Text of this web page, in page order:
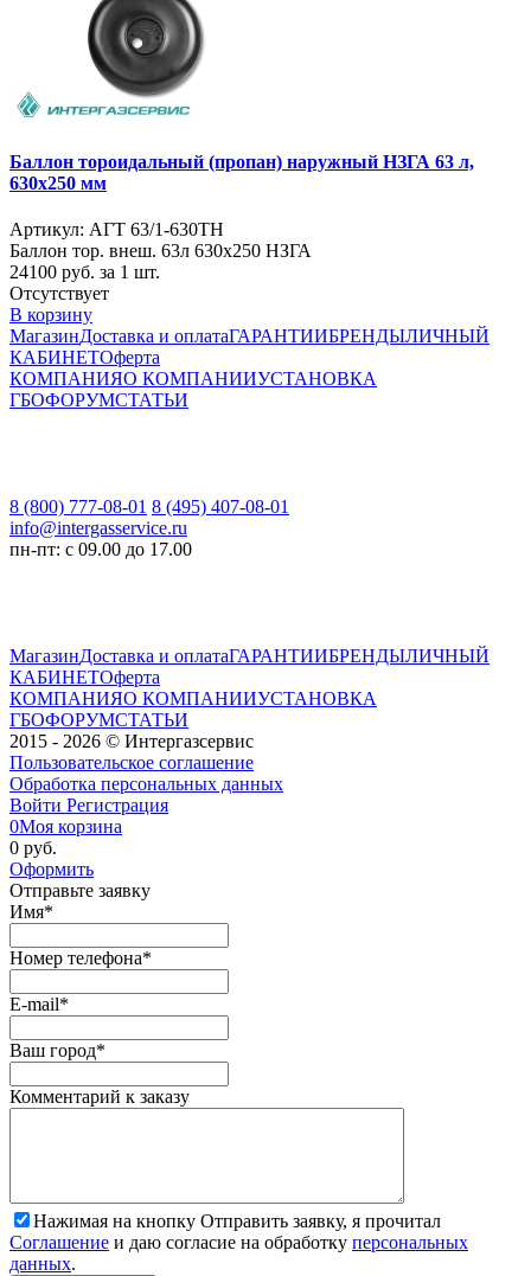
Баллон тороидальный (пропан) наружный НЗГА 63 л,
630х250 мм
Артикул: АГТ 63/1-630ТН
Баллон тор. внеш. 63л 630х250 НЗГА
24100 руб. за 1 шт.
Отсутствует
В корзину
МагазинДоставка и оплатаГАРАНТИИБРЕНДЫЛИЧНЫЙ
КАБИНЕТОферта
КОМПАНИЯО КОМПАНИИУСТАНОВКА
ГБОФОРУМСТАТЬИ
8 (800) 777-08-01 8 (495) 407-08-01
info@intergasservice.ru
пн-пт: с 09.00 до 17.00
МагазинДоставка и оплатаГАРАНТИИБРЕНДЫЛИЧНЫЙ
КАБИНЕТОферта
КОМПАНИЯО КОМПАНИИУСТАНОВКА
ГБОФОРУМСТАТЬИ
2015 - 2026 © Интергазсервис
Пользовательское соглашение
Обработка персональных данных
Войти Регистрация
0Моя корзина
0 руб.
Оформить
Отправьте заявку
Имя*
Номер телефона*
E-mail*
Ваш город*
Комментарий к заказу
Нажимая на кнопку Отправить заявку, я прочитал
Соглашение и даю согласие на обработку персональных
данных.